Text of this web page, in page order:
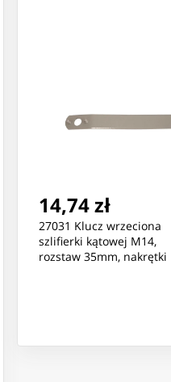
14,74 zł
27031 Klucz wrzeciona
szlifierki kątowej M14,
rozstaw 35mm, nakrętki